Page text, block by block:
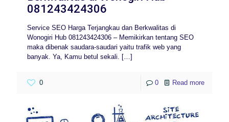
081243424306
Service SEO Harga Terjangkau dan Berkwalitas di
Wonogiri Hub 081243424306 – Memikirkan tentang SEO
maka dibenak saudara-saudari yaitu trafik web yang
banyak. Ya, Kamu betul sekali. […]
0 0 Read more